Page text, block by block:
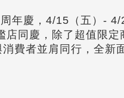
年慶，4/15（五）-
同慶，除了超值限
費者並肩同行，全新